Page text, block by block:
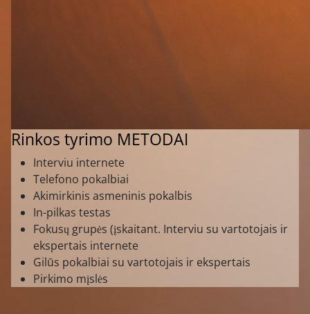
Rinkos tyrimo METODAI
Interviu internete
Telefono pokalbiai
Akimirkinis asmeninis pokalbis
In-pilkas testas
Fokusų grupės (įskaitant. Interviu su vartotojais ir
ekspertais internete
Gilūs pokalbiai su vartotojais ir ekspertais
Pirkimo mįslės